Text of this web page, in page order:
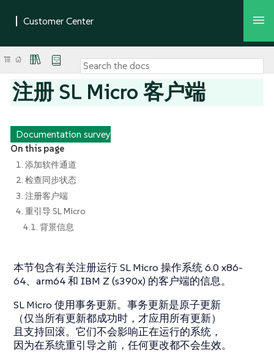
注册 SL Micro 客户端
Documentation survey
On this page
1. 添加软件通道
2. 检查同步状态
3. 注册客户端
4. 重引导 SL Micro
4.1. 背景信息
本节包含有关注册运行 SL Micro 操作系统 6.0 x86-
64、arm64 和 IBM Z (s390x) 的客户端的信息。
SL Micro 使用事务更新。事务更新是原子更新
（仅当所有更新都成功时，才应用所有更新）
且支持回滚。它们不会影响正在运行的系统，
因为在系统重引导之前，任何更改都不会生效。